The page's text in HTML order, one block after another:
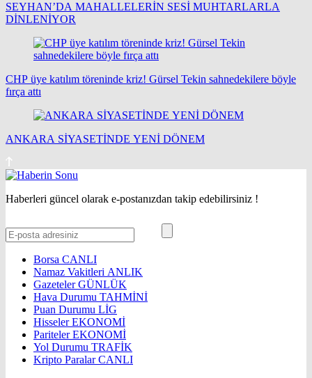
SEYHAN’DA MAHALLELERİN SESİ MUHTARLARLA
DİNLENİYOR
CHP üye katılım töreninde kriz! Gürsel Tekin sahnedekilere böyle
fırça attı
ANKARA SİYASETİNDE YENİ DÖNEM
Haberleri güncel olarak e-postanızdan takip edebilirsiniz !
Borsa CANLI
Namaz Vakitleri ANLIK
GazetelerGÜNLÜK
Hava Durumu TAHMİNİ
Puan Durumu LİG
HisselerEKONOMİ
ParitelerEKONOMİ
Yol Durumu TRAFİK
Kripto ParalarCANLI